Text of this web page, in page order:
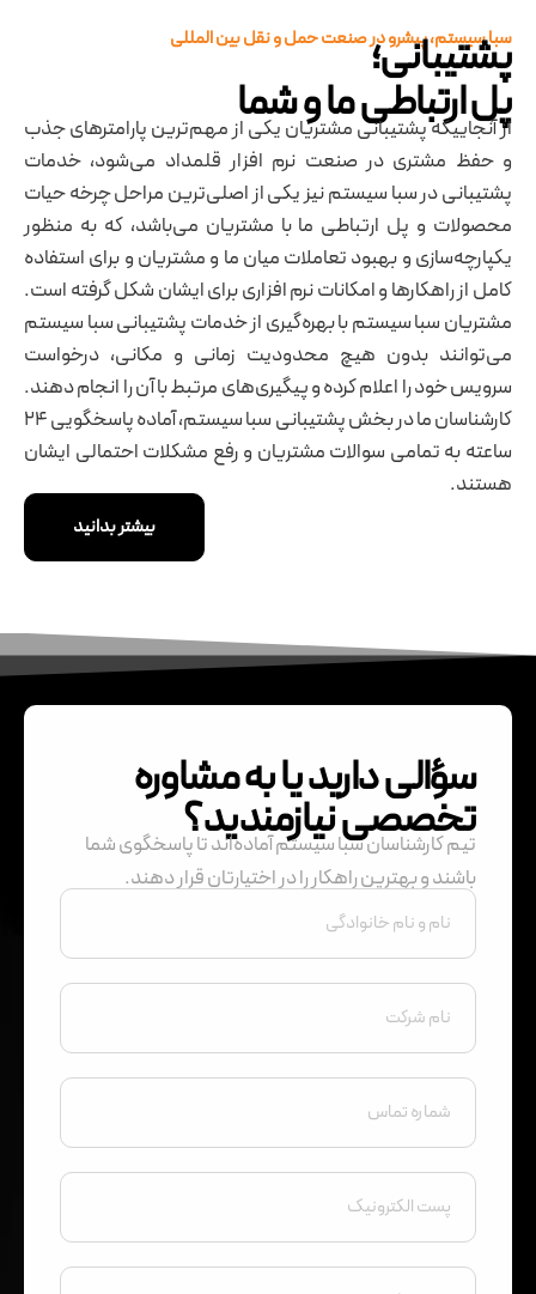
سبا سیستم، پیشرو در صنعت حمل و نقل بین المللی
پشتیبانی؛
پل ارتباطی ما و شما
از آنجاییکه پشتیبانی مشتریان یکی از مهم‌ترین پارامترهای جذب
و حفظ مشتری در صنعت نرم افزار قلمداد می‌شود، خدمات
پشتیبانی در سبا سیستم نیز یکی از اصلی‌ترین مراحل چرخه حیات
محصولات و پل ارتباطی ما با مشتریان می‌باشد، که به منظور
یکپارچه‌سازی و بهبود تعاملات میان ما و مشتریان و برای استفاده
کامل از راهکارها و امکانات نرم افزاری برای ایشان شکل گرفته است.
مشتریان سبا سیستم با بهره‌گیری از خدمات پشتیبانی سبا سیستم
می‌توانند بدون هیچ محدودیت زمانی و مکانی، درخواست
سرویس خود را اعلام کرده و پیگیری‌های مرتبط با آن را انجام دهند.
کارشناسان ما در بخش پشتیبانی سبا سیستم، آماده پاسخگویی ۲۴
ساعته به تمامی سوالات مشتریان و رفع مشکلات احتمالی ایشان
هستند.
بیشتر بدانید
سؤالی دارید یا به مشاوره
تخصصی نیازمندید؟
تیم کارشناسان سبا سیستم آماده‌اند تا پاسخگوی شما
باشند و بهترین راهکار را در اختیارتان قرار دهند.